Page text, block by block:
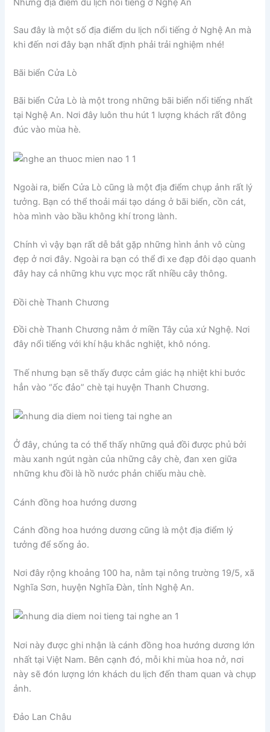
Những địa điểm du lịch nổi tiếng ở Nghệ An
Sau đây là một số địa điểm du lịch nổi tiếng ở Nghệ An mà
khi đến nơi đây bạn nhất định phải trải nghiệm nhé!
Bãi biển Cửa Lò
Bãi biển Cửa Lò là một trong những bãi biển nổi tiếng nhất
tại Nghệ An. Nơi đây luôn thu hút 1 lượng khách rất đông
đúc vào mùa hè.
Ngoài ra, biển Cửa Lò cũng là một địa điểm chụp ảnh rất lý
tưởng. Bạn có thể thoải mái tạo dáng ở bãi biển, cồn cát,
hòa mình vào bầu không khí trong lành.
Chính vì vậy bạn rất dễ bắt gặp những hình ảnh vô cùng
đẹp ở nơi đây. Ngoài ra bạn có thể đi xe đạp đôi dạo quanh
đây hay cả những khu vực mọc rất nhiều cây thông.
Đồi chè Thanh Chương
Đồi chè Thanh Chương nằm ở miền Tây của xứ Nghệ. Nơi
đây nổi tiếng với khí hậu khắc nghiệt, khô nóng.
Thế nhưng bạn sẽ thấy được cảm giác hạ nhiệt khi bước
hẳn vào “ốc đảo” chè tại huyện Thanh Chương.
Ở đây, chúng ta có thể thấy những quả đồi được phủ bởi
màu xanh ngút ngàn của những cây chè, đan xen giữa
những khu đồi là hồ nước phản chiếu màu chè.
Cánh đồng hoa hướng dương
Cánh đồng hoa hướng dương cũng là một địa điểm lý
tưởng để sống ảo.
Nơi đây rộng khoảng 100 ha, nằm tại nông trường 19/5, xã
Nghĩa Sơn, huyện Nghĩa Đàn, tỉnh Nghệ An.
Nơi này được ghi nhận là cánh đồng hoa hướng dương lớn
nhất tại Việt Nam. Bên cạnh đó, mỗi khi mùa hoa nở, nơi
này sẽ đón lượng lớn khách du lịch đến tham quan và chụp
ảnh.
Đảo Lan Châu